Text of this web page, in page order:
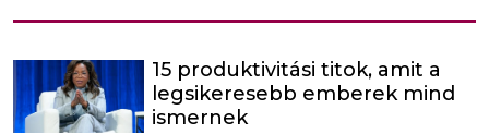
15 produktivitási titok, amit a
legsikeresebb emberek mind
ismernek